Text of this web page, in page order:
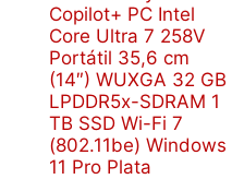
Copilot+ PC Intel
Core Ultra 7 258V
Portátil 35,6 cm
(14″) WUXGA 32 GB
LPDDR5x-SDRAM 1
TB SSD Wi-Fi 7
(802.11be) Windows
11 Pro Plata